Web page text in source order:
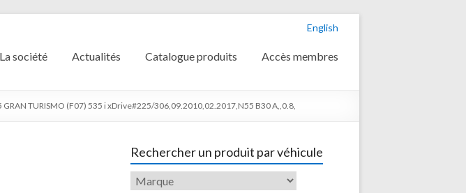
English
La société Actualités Catalogue produits Accès membres
GRAN TURISMO (F07) 535 i xDrive#225/306,09.2010,02.2017,N55 B30 A,,0.8,
Rechercher un produit par véhicule